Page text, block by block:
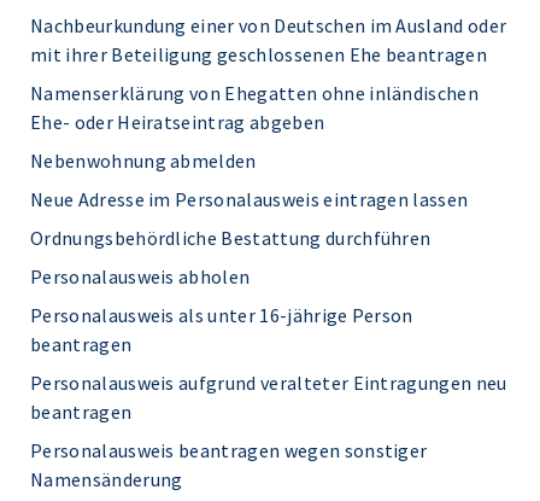
Nachbeurkundung einer von Deutschen im Ausland oder
mit ihrer Beteiligung geschlossenen Ehe beantragen
Namenserklärung von Ehegatten ohne inländischen
Ehe- oder Heiratseintrag abgeben
Nebenwohnung abmelden
Neue Adresse im Personalausweis eintragen lassen
Ordnungsbehördliche Bestattung durchführen
Personalausweis abholen
Personalausweis als unter 16-jährige Person
beantragen
Personalausweis aufgrund veralteter Eintragungen neu
beantragen
Personalausweis beantragen wegen sonstiger
Namensänderung